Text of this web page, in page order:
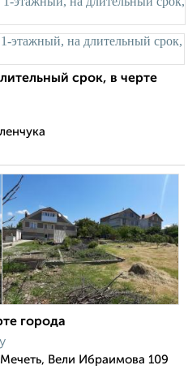
срок, в черте
города
Вели Ибраимова 109